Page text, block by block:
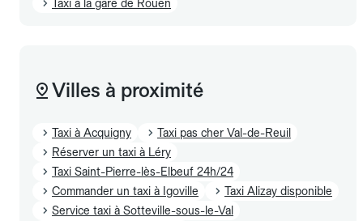
Taxi à la gare de Rouen
Villes à proximité
Taxi à Acquigny
Taxi pas cher Val-de-Reuil
Réserver un taxi à Léry
Taxi Saint-Pierre-lès-Elbeuf 24h/24
Commander un taxi à Igoville
Taxi Alizay disponible
Service taxi à Sotteville-sous-le-Val